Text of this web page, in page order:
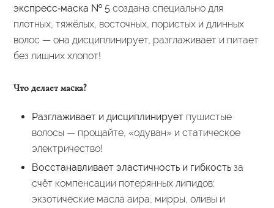
экспресс‑маска № 5 создана специально для
плотных, тяжёлых, восточных, пористых и длинных
волос — она дисциплинирует, разглаживает и питает
без лишних хлопот!
Что делает маска?
Разглаживает и дисциплинируетпушистые
волосы — прощайте, «одуван» и статическое
электричество!
Восстанавливает эластичность и гибкостьза
счёт компенсации потерянных липидов:
экзотические масла аира, мирры, оливы и